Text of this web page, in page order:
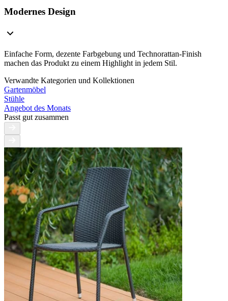
Modernes Design
Einfache Form, dezente Farbgebung und Technorattan-Finish
machen das Produkt zu einem Highlight in jedem Stil.
Verwandte Kategorien und Kollektionen
Gartenmöbel
Stühle
Angebot des Monats
Passt gut zusammen